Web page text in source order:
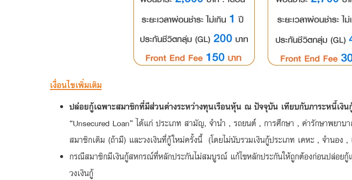
เงื่อนไขเพิ่มเติม
ปล่อยกู้เฉพาะสมาชิกที่มีส่วนต่างระหว่างทุนเรือนหุ้น ณ ปัจจุบัน เทียบกับภาระหนี้เงิ
“Unsecured Loan” ได้แก่ ประเภท สามัญ, จำนำ , รถยนต์ , การศึกษา , ค่ารักษาพยาบ
สมาชิกเดิม (ถ้ามี) และวงเงินที่กู้ใหม่ครั้งนี้ (โดยไม่นับรวมเงินกู้ประเภท เคหะ , จำนอง ,
กรณีสมาชิกมีเงินกู้สหกรณ์ที่หลักประกันไม่สมบูรณ์ แก้ไขหลักประกันให้ถูกต้องก่อนปล่อย
วงเงินกู้